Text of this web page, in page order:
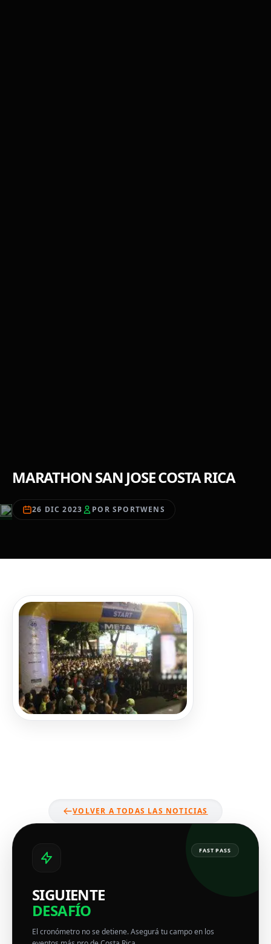
MARATHON SAN JOSE COSTA RICA
26 DIC 2023 POR SPORTWENS
VOLVER A TODAS LAS NOTICIAS
FAST PASS
SIGUIENTE
DESAFÍO
El cronómetro no se detiene. Asegurá tu campo en los